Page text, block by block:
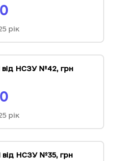
0
рік
НСЗУ №42, грн
0
рік
НСЗУ №35, грн